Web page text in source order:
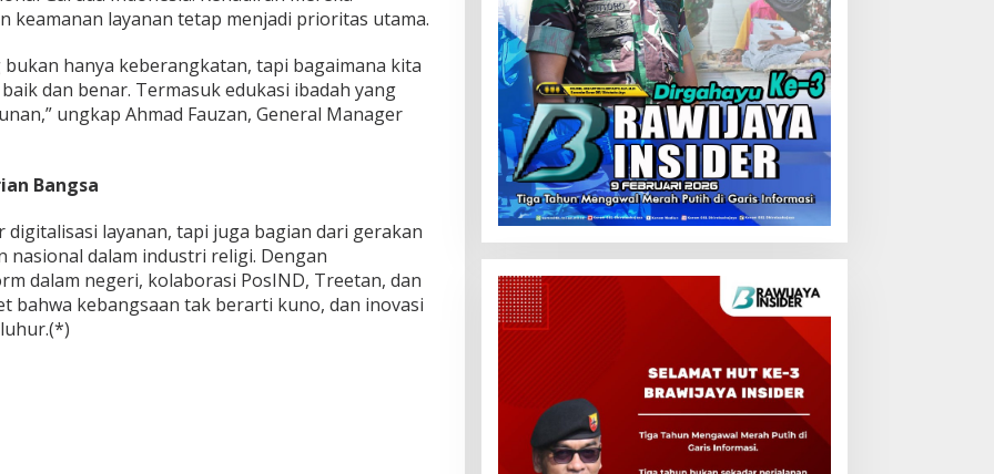
keamanan layanan tetap menjadi prioritas utama.
hanya keberangkatan, tapi bagaimana kita
dan benar. Termasuk edukasi ibadah yang
ungkap Ahmad Fauzan, General Manager
Bangsa
layanan, tapi juga bagian dari gerakan
nasional dalam industri religi. Dengan
dalam negeri, kolaborasi PosIND, Treetan, dan
bahwa kebangsaan tak berarti kuno, dan inovasi